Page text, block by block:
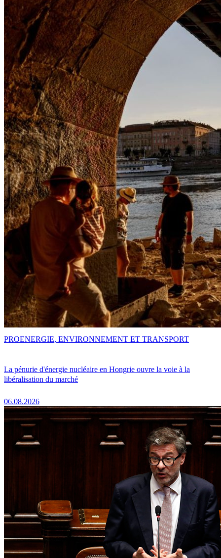
La pénurie d'énergie nucléaire en Hongrie ouvre la voie à la
libéralisation du marché
06.08.2026
PROENERGIE, ENVIRONNEMENT ET TRANSPORT